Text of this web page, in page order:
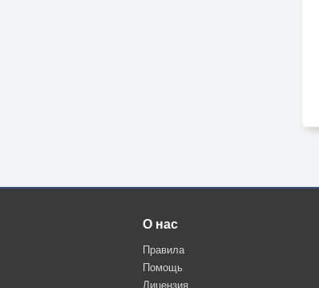
О нас
Правила
Помощь
Лицензия